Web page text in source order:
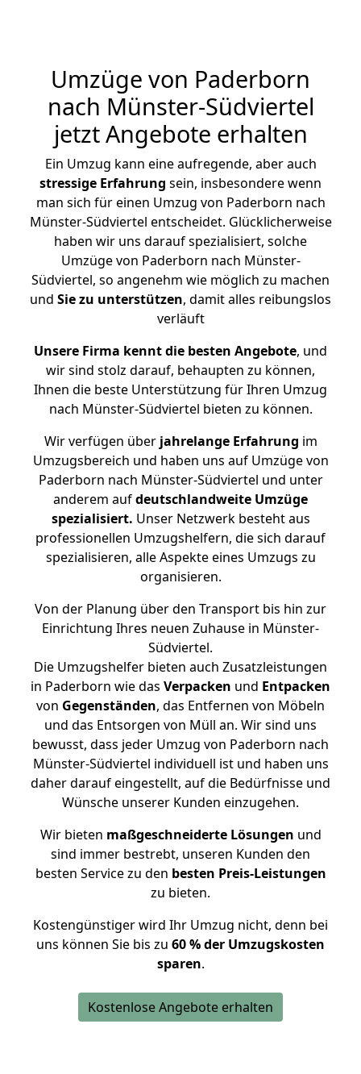
Umzüge von Paderborn
nach Münster-Südviertel
jetzt Angebote erhalten
Ein Umzug kann eine aufregende, aber auch
stressige Erfahrung sein, insbesondere wenn
man sich für einen Umzug von Paderborn nach
Münster-Südviertel entscheidet. Glücklicherweise
haben wir uns darauf spezialisiert, solche
Umzüge von Paderborn nach Münster-
Südviertel, so angenehm wie möglich zu machen
und Sie zu unterstützen, damit alles reibungslos
verläuft
Unsere Firma kennt die besten Angebote, und
wir sind stolz darauf, behaupten zu können,
Ihnen die beste Unterstützung für Ihren Umzug
nach Münster-Südviertel bieten zu können.
Wir verfügen überjahrelange Erfahrung im
Umzugsbereich und haben uns auf Umzüge von
Paderborn nach Münster-Südviertel und unter
anderem aufdeutschlandweite Umzüge
spezialisiert. Unser Netzwerk besteht aus
professionellen Umzugshelfern, die sich darauf
spezialisieren, alle Aspekte eines Umzugs zu
organisieren.
Von der Planung über den Transport bis hin zur
Einrichtung Ihres neuen Zuhause in Münster-
Südviertel.
Die Umzugshelfer bieten auch Zusatzleistungen
in Paderborn wie das Verpacken und Entpacken
von Gegenständen, das Entfernen von Möbeln
und das Entsorgen von Müll an. Wir sind uns
bewusst, dass jeder Umzug von Paderborn nach
Münster-Südviertel individuell ist und haben uns
daher darauf eingestellt, auf die Bedürfnisse und
Wünsche unserer Kunden einzugehen.
Wir bieten maßgeschneiderte Lösungen und
sind immer bestrebt, unseren Kunden den
besten Service zu den besten Preis-Leistungen
zu bieten.
Kostengünstiger wird Ihr Umzug nicht, denn bei
uns können Sie bis zu 60 % der Umzugskosten
sparen.
Kostenlose Angebote erhalten